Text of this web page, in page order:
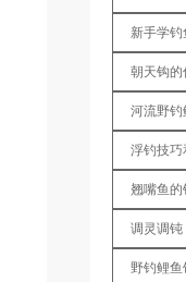
新手学钓
朝天钩的
河流野
浮钓技巧
翘嘴鱼的
调灵调钝
野钓鲤